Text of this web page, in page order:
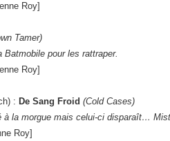
Roy]
Tamer)
pour les rattraper.
Roy]
: De Sang Froid (Cold Cases)
à la morgue mais celui-ci disparaît…
Roy]